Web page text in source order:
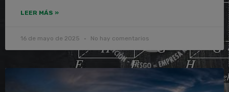
LEER MÁS »
16 de mayo de 2025 No hay comentarios